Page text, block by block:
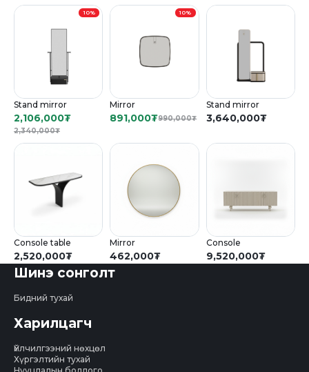
10%
Stand mirror
2,106,000₮
2,340,000₮
10%
Mirror
891,000₮990,000₮
Stand mirror
3,640,000₮
Console table
2,520,000₮
Mirror
462,000₮
Console
9,520,000₮
Шинэ сонголт
Бидний тухай
Харилцагч
Үйлчилгээний нөхцөл
Хүргэлтийн тухай